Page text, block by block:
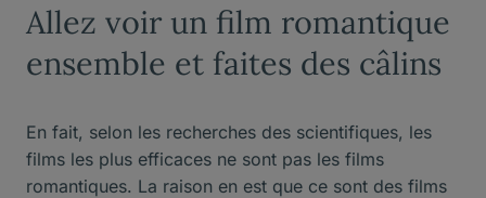
Allez voir un film romantique
ensemble et faites des câlins
En fait, selon les recherches des scientifiques, les
films les plus efficaces ne sont pas les films
romantiques. La raison en est que ce sont des films